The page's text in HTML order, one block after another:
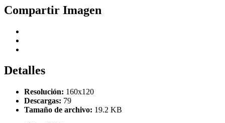
Compartir Imagen
Detalles
Resolución: 160x120
Descargas: 79
Tamaño de archivo: 19.2 KB